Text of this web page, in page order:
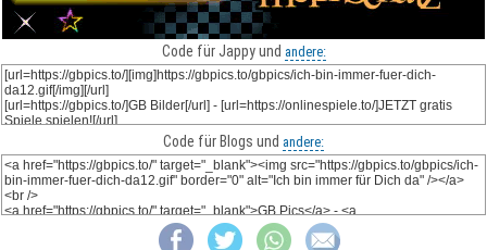
Code für Jappy und andere:
Code für Blogs und andere: